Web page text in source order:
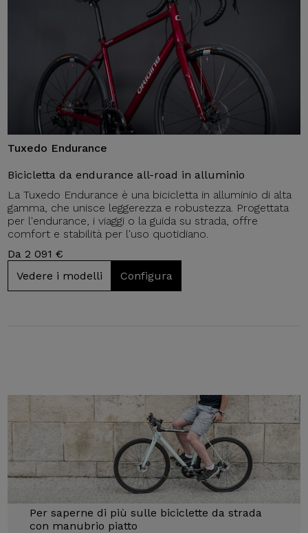
Tuxedo Endurance
Bicicletta da endurance all-road in alluminio
La Tuxedo Endurance è una bicicletta in alluminio di alta
gamma, che unisce leggerezza e robustezza. Progettata
per l'endurance, i viaggi o la guida su strada, offre
comfort e stabilità per l'uso quotidiano.
Da 2 091 €
Vedere i modelli
Configura
Per saperne di più sulle biciclette da strada
con manubrio piatto